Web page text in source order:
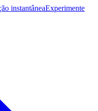
instantâneaExperimente